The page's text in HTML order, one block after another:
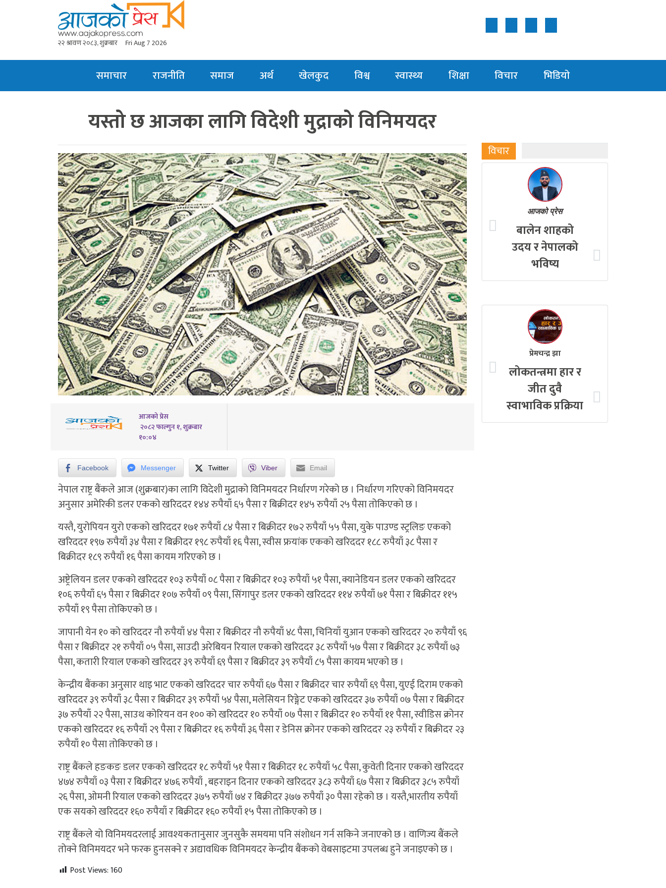
२२ श्रावण २०८३, शुक्रबार Fri Aug 7 2026
समाचार राजनीति समाज अर्थ खेलकुद विश्व स्वास्थ्य शिक्षा विचार भिडियाे
यस्तो छ आजका लागि विदेशी मुद्राको विनिमयदर
आजको प्रेस
२०८२ फाल्गुन १, शुक्रबार
१०:०४
Facebook Messenger Twitter Viber Email
नेपाल राष्ट्र बैंकले आज (शुक्रबार)का लागि विदेशी मुद्राको विनिमयदर निर्धारण गरेको छ । निर्धारण गरिएको विनिमयदर
अनुसार अमेरिकी डलर एकको खरिददर १४४ रुपैयाँ ६५ पैसा र बिक्रीदर १४५ रुपैयाँ २५ पैसा तोकिएको छ ।
यस्तै, युरोपियन युरो एकको खरिददर १७१ रुपैयाँ ८४ पैसा र बिक्रीदर १७२ रुपैयाँ ५५ पैसा, युके पाउण्ड स्ट्रलिङ एकको
खरिददर १९७ रुपैयाँ ३४ पैसा र बिक्रीदर १९८ रुपैयाँ १६ पैसा, स्वीस फ्रयांक एकको खरिददर १८८ रुपैयाँ ३८ पैसा र
बिक्रीदर १८९ रुपैयाँ १६ पैसा कायम गरिएको छ ।
अष्ट्रेलियन डलर एकको खरिददर १०३ रुपैयाँ ०८ पैसा र बिक्रीदर १०३ रुपैयाँ ५१ पैसा, क्यानेडियन डलर एकको खरिददर
१०६ रुपैयाँ ६५ पैसा र बिक्रीदर १०७ रुपैयाँ ०९ पैसा, सिंगापुर डलर एकको खरिददर ११४ रुपैयाँ ७१ पैसा र बिक्रीदर ११५
रुपैयाँ १९ पैसा तोकिएको छ ।
जापानी येन १० को खरिददर नौ रुपैयाँ ४४ पैसा र बिक्रीदर नौ रुपैयाँ ४८ पैसा, चिनियाँ युआन एकको खरिददर २० रुपैयाँ ९६
पैसा र बिक्रीदर २१ रुपैयाँ ०५ पैसा, साउदी अरेबियन रियाल एकको खरिददर ३८ रुपैयाँ ५७ पैसा र बिक्रीदर ३८ रुपैयाँ ७३
पैसा, कतारी रियाल एकको खरिददर ३९ रुपैयाँ ६९ पैसा र बिक्रीदर ३९ रुपैयाँ ८५ पैसा कायम भएको छ ।
केन्द्रीय बैंकका अनुसार थाइ भाट एकको खरिददर चार रुपैयाँ ६७ पैसा र बिक्रीदर चार रुपैयाँ ६९ पैसा, युएई दिराम एकको
खरिददर ३९ रुपैयाँ ३८ पैसा र बिक्रीदर ३९ रुपैयाँ ५४ पैसा, मलेसियन रिङ्गेट एकको खरिददर ३७ रुपैयाँ ०७ पैसा र बिक्रीदर
३७ रुपैयाँ २२ पैसा, साउथ कोरियन वन १०० को खरिददर १० रुपैयाँ ०७ पैसा र बिक्रीदर १० रुपैयाँ ११ पैसा, स्वीडिस क्रोनर
एकको खरिददर १६ रुपैयाँ २९ पैसा र बिक्रीदर १६ रुपैयाँ ३६ पैसा र डेनिस क्रोनर एकको खरिददर २३ रुपैयाँ र बिक्रीदर २३
रुपैयाँ १० पैसा तोकिएको छ ।
राष्ट्र बैंकले हङकङ डलर एकको खरिददर १८ रुपैयाँ ५१ पैसा र बिक्रीदर १८ रुपैयाँ ५८ पैसा, कुवेती दिनार एकको खरिददर
४७४ रुपैयाँ ०३ पैसा र बिक्रीदर ४७६ रुपैयाँ , बहराइन दिनार एकको खरिददर ३८३ रुपैयाँ ६७ पैसा र बिक्रीदर ३८५ रुपैयाँ
२६ पैसा, ओमनी रियाल एकको खरिददर ३७५ रुपैयाँ ७४ र बिक्रीदर ३७७ रुपैयाँ ३० पैसा रहेको छ । यस्तै,भारतीय रुपैयाँ
एक सयको खरिददर १६० रुपैयाँ र बिक्रीदर १६० रुपैयाँ १५ पैसा तोकिएको छ ।
राष्ट्र बैंकले यो विनिमयदरलाई आवश्यकतानुसार जुनसुकै समयमा पनि संशोधन गर्न सकिने जनाएको छ । वाणिज्य बैंकले
तोक्ने विनिमयदर भने फरक हुनसक्ने र अद्यावधिक विनिमयदर केन्द्रीय बैंकको वेबसाइटमा उपलब्ध हुने जनाइएको छ ।
Post Views:160
विचार
आजको प्रेस
बालेन शाहको
उदय र नेपालको
भविष्य
प्रेमचन्द्र झा
लोकतन्त्रमा हार र
जीत दुवै
स्वाभाविक प्रक्रिया